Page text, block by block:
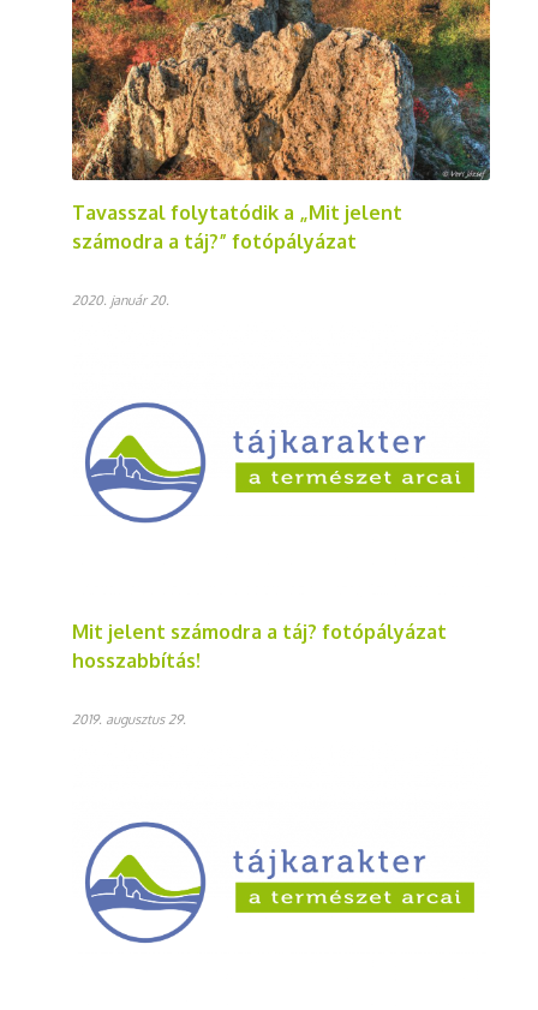
Tavasszal folytatódik a „Mit jelent
számodra a táj?” fotópályázat
2020. január 20.
Mit jelent számodra a táj? fotópályázat
hosszabbítás!
2019. augusztus 29.